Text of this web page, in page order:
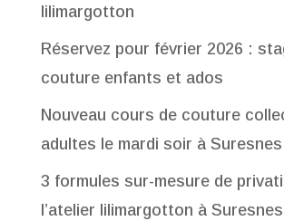
lilimargotton
Réservez pour février 2026 :
couture enfants et ados
Nouveau cours de couture
adultes le mardi soir à Suresnes
3 formules sur-mesure de
l’atelier lilimargotton à Suresnes